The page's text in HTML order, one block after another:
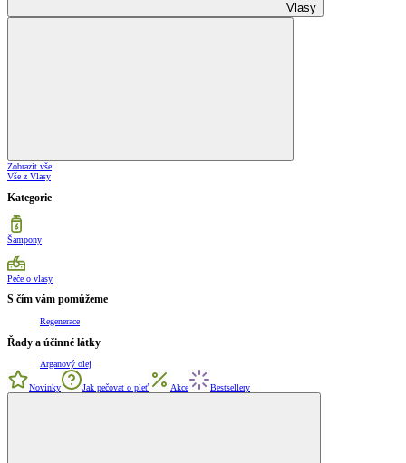
Vlasy
Zobrazit vše
Vše z Vlasy
Kategorie
Šampony
Péče o vlasy
S čím vám pomůžeme
Regenerace
Řady a účinné látky
Arganový olej
Novinky Jak pečovat o pleť Akce Bestsellery